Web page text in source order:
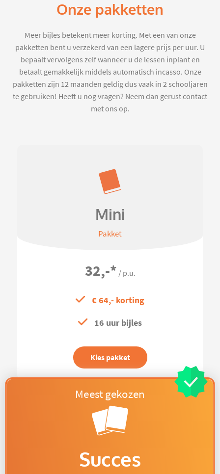
Onze pakketten
Meer bijles betekent meer korting. Met een van onze
pakketten bent u verzekerd van een lagere prijs per uur. U
bepaalt vervolgens zelf wanneer u de lessen inplant en
betaalt gemakkelijk middels automatisch incasso. Onze
pakketten zijn 12 maanden geldig dus vaak in 2 schooljaren
te gebruiken! Heeft u nog vragen? Neem dan gerust contact
met ons op.
Mini
Pakket
32,-* / p.u.
€ 64,- korting
16 uur bijles
Kies pakket
Succes